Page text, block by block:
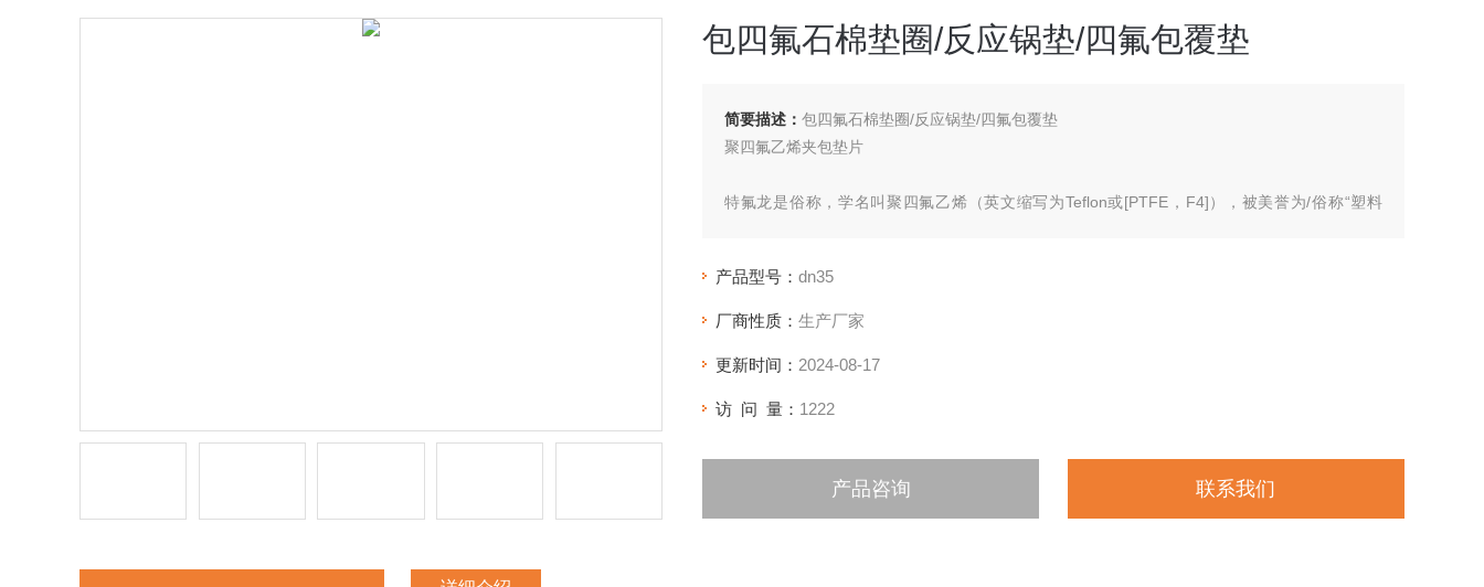
包四氟石棉垫圈/反应锅垫/四氟包覆垫
简要描述： 包四氟石棉垫圈/反应锅垫/四氟包覆垫
聚四氟乙烯夹包垫片
特氟龙是俗称，学名叫聚四氟乙烯（英文缩写为Teflon或[PTFE，F4]），被美誉为/俗称“塑料
产品型号： dn35
厂商性质： 生产厂家
更新时间： 2024-08-17
访 问 量： 1222
产品咨询 联系我们